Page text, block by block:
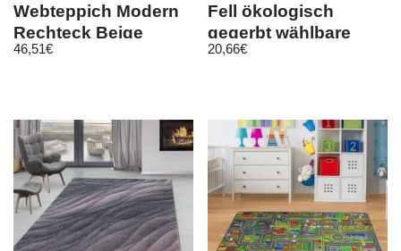
Webteppich Modern
Rechteck Beige
Creme Grau
46,51€
Fell ökologisch
gegerbt wählbare
Größe
20,66€